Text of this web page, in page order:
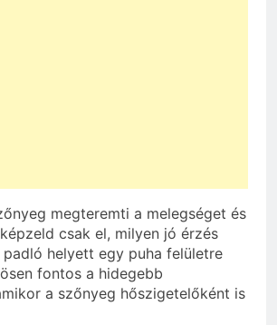
megteremti a melegséget és
csak el, milyen jó érzés
helyett egy puha felületre
fontos a hidegebb
a szőnyeg hőszigetelőként is